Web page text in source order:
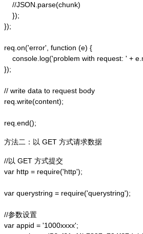
    //JSON.parse(chunk)
    });
});
req.on('error', function (e) {
console.log('problem with request: ' +
});
// write data to request body
req.write(content);
方法二：以 GET 方式请求数据
//以 GET 方式提交
var http = require('http');
var querystring = require('querystring');
//参数设置
var appid = '1000xxxx';